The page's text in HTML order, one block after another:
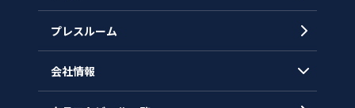
プレスルーム
会社情報